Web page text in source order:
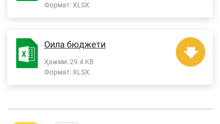
Формат:XLSX
Оила бюджети
Ҳажми:29.4 KB
Формат:XLSX